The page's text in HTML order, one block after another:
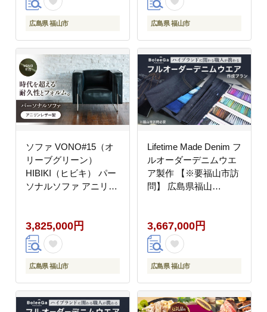
社心石工芸 [BABV022]
広島県 福山市
社心石工芸 [BABV023]
広島県 福山市
ソファ VONO#15（オ
リーブグリーン）
HIBIKI（ヒビキ） パー
ソナルソファ アニリン
いす 椅子 人気 おすす
め 広島県福山市/株式会
社心石工芸 [BABV024]
3,825,000円
広島県 福山市
Lifetime Made Denim フ
ルオーダーデニムウエ
ア製作 【※要福山市訪
問】 広島県福山
ーメイド 人気 おすすめ
3,667,000円
広島県 福山市